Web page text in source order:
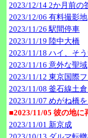
2023/12/14 2か月前の
2023/12/06 有料撮影地
2023/11/26 駅間停車
2023/11/19 陸中大橋
2023/11/18 ハイ、そ
2023/11/16 意外な聖域
2023/11/12 東京国際
2023/11/08 釜石線土
2023/11/07 めがね橋
■2023/11/05 彼の地に
2023/11/01 新京成